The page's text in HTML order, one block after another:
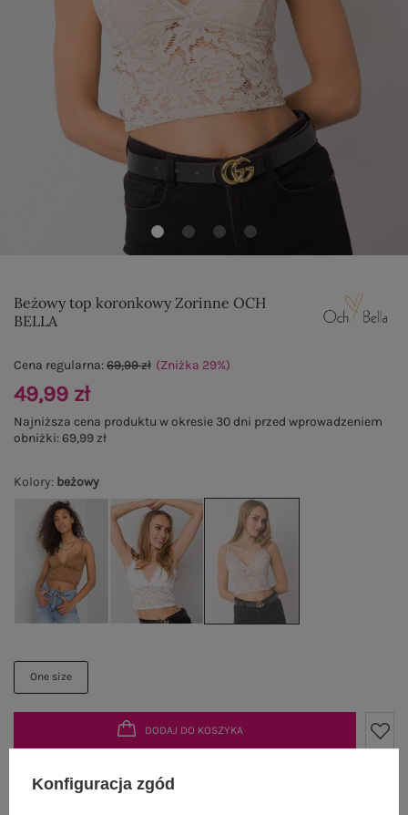
Beżowy top koronkowy Zorinne OCH
BELLA
Kolory: beżowy
One size
Cena regularna:69,99 zł (Zniżka 29%)
49,99 zł
Najniższa cena produktu w okresie 30 dni przed wprowadzeniem
obniżki:69,99 zł
DODAJ DO KOSZYKA
Konfiguracja zgód